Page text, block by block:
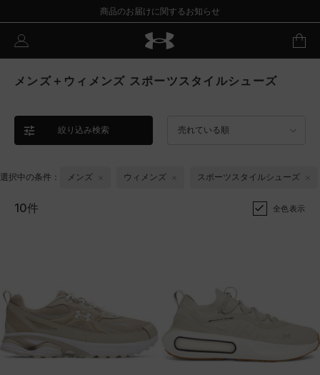
商品のお届けに関するお知らせ
メンズ＋ウィメンズ スポーツスタイルシューズ
絞り込み検索 売れている順
選択中の条件： メンズ ウィメンズ スポーツスタイルシューズ
10件 全色表示